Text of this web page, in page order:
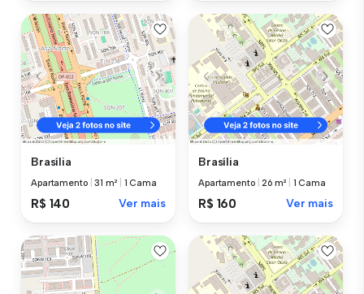
Brasília
Apartamento |31 m² 1 Cama
R$ 140 Ver mais
Brasília
Apartamento |26 m² 1 Cama
R$ 160 Ver mais